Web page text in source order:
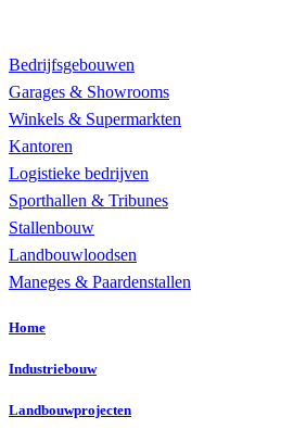
Bedrijfsgebouwen
Garages & Showrooms
Winkels & Supermarkten
Kantoren
Logistieke bedrijven
Sporthallen & Tribunes
Stallenbouw
Landbouwloodsen
Maneges & Paardenstallen
Home
Industriebouw
Landbouwprojecten